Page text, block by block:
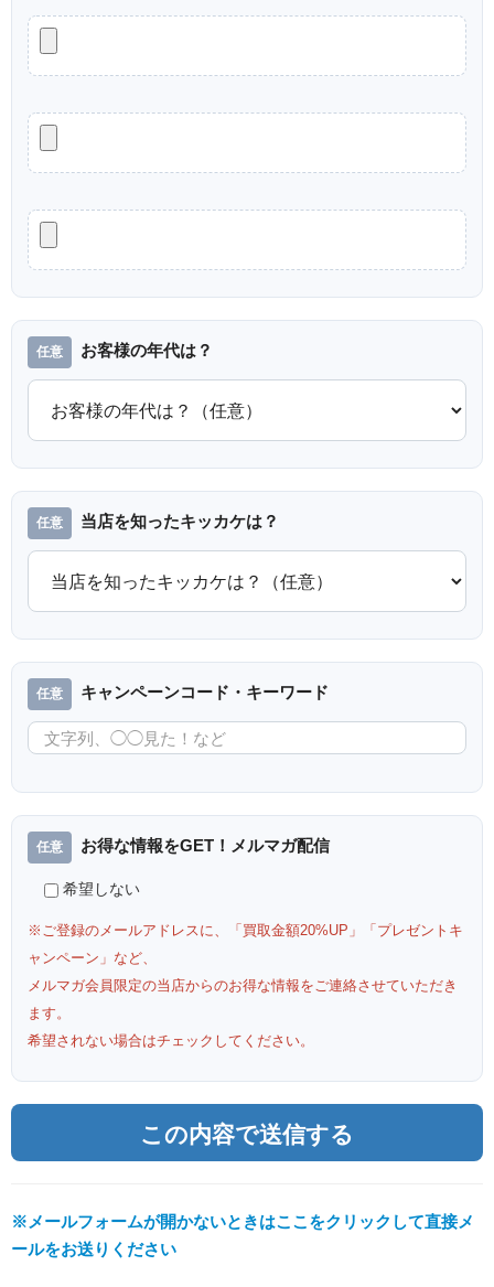
お客様の年代は？
当店を知ったキッカケは？
キャンペーンコード・キーワード
お得な情報をGET！メルマガ配信
希望しない
※ご登録のメールアドレスに、「買取金額20%UP」「プレゼントキ
ャンペーン」など、
メルマガ会員限定の当店からのお得な情報をご連絡させていただき
ます。
希望されない場合はチェックしてください。
※メールフォームが開かないときはここをクリックして直接メ
ールをお送りください